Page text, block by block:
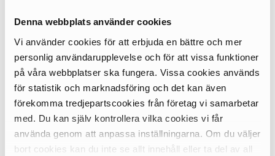
Denna webbplats använder cookies
Vi använder cookies för att erbjuda en bättre och mer
personlig användarupplevelse och för att vissa funktioner
på våra webbplatser ska fungera. Vissa cookies används
för statistik och marknadsföring och det kan även
förekomma tredjepartscookies från företag vi samarbetar
med. Du kan själv kontrollera vilka cookies vi får
använda genom att anpassa inställningarna. Om du väljer
bort cookies kan du inte se allt innehåll eller ta del av all
kompisar, familjer och tävlingssugna besökare.
När?
Fritt spel: 23 februari–1 mars
Utmana en Centurion: lördag 28 feb kl 12-15
Vi ses i Sickla Köpkvarter!